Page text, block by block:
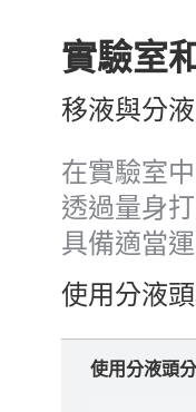
實驗室
移液與分
在實驗室
透過量身
具備適當
使用分液
使用分液頭